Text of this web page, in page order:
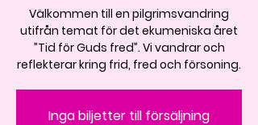
Välkommen till en pilgrimsvandring
utifrån temat för det ekumeniska året
”Tid för Guds fred”. Vi vandrar och
reflekterar kring frid, fred och försoning.
Inga biljetter till försäljning